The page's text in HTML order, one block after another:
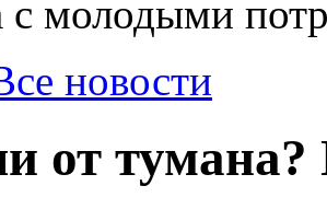
с молодыми
новости
от